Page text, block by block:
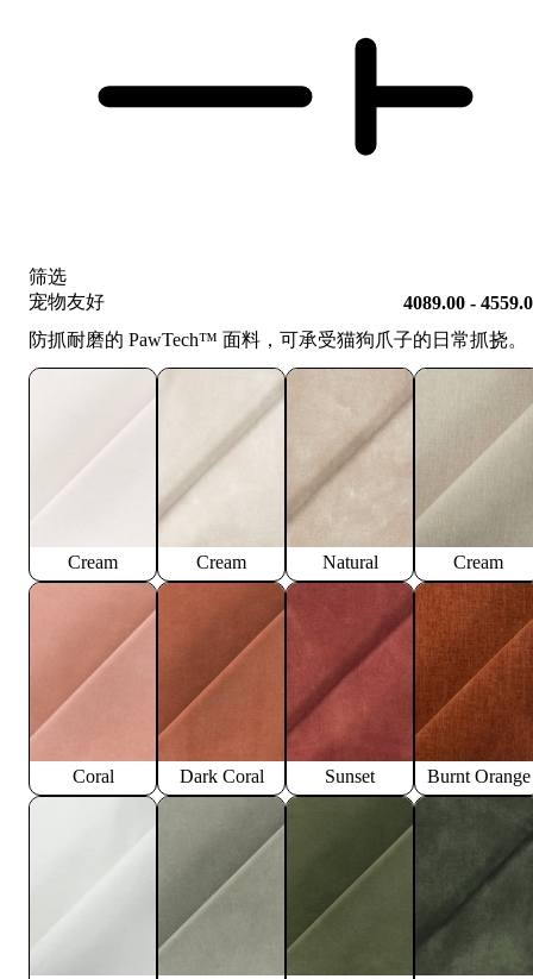
筛选
宠物友好
4089.00 -
防抓耐磨的 PawTech™️ 面料，可承受猫狗爪子的日常抓挠。
Cream Cream Natural Cream
Coral Dark Coral Sunset Burnt Orange